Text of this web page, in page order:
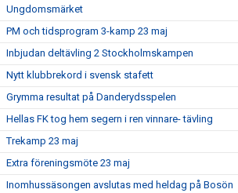
Ungdomsmärket
PM och tidsprogram 3-kamp 23 maj
Inbjudan deltävling 2 Stockholmskampen
Nytt klubbrekord i svensk stafett
Grymma resultat på Danderydsspelen
Hellas FK tog hem segern i ren vinnare- tävling
Trekamp 23 maj
Extra föreningsmöte 23 maj
Inomhussäsongen avslutas med heldag på Bosön